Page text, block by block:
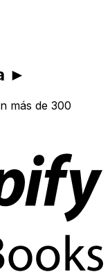
►
más de 300